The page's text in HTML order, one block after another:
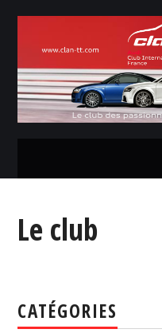
LES SORTIES
FORUM
Le club
CATÉGORIES